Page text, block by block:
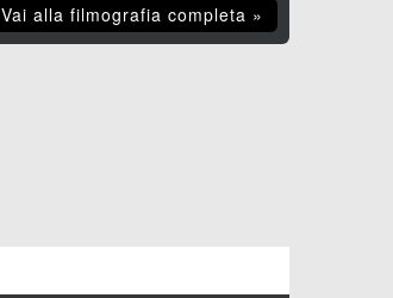
Vai alla filmografia completa »